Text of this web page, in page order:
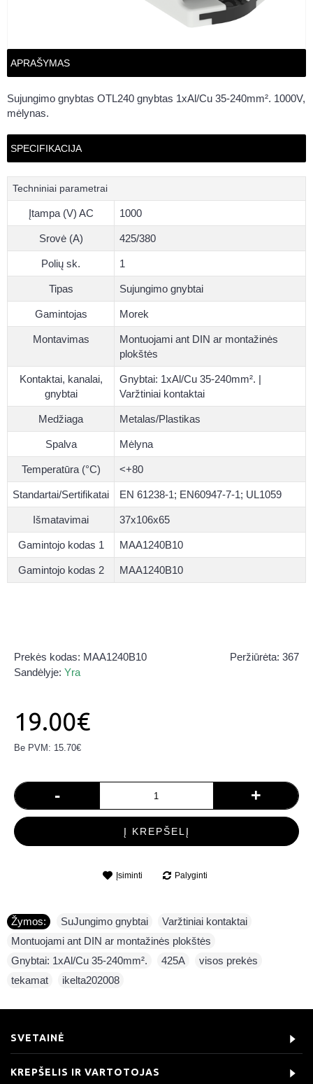
APRAŠYMAS
Sujungimo gnybtas OTL240 gnybtas 1xAl/Cu 35-240mm². 1000V,
mėlynas.
SPECIFIKACIJA
Techniniai parametrai
Įtampa (V) AC 1000
Srovė (A) 425/380
Polių sk. 1
Tipas Sujungimo gnybtai
Gamintojas Morek
Montavimas
Montuojami ant DIN ar montažinės
plokštės
Kontaktai, kanalai,
gnybtai
Gnybtai: 1xAl/Cu 35-240mm². |
Varžtiniai kontaktai
Medžiaga Metalas/Plastikas
Spalva Mėlyna
Temperatūra (°C) <+80
Standartai/Sertifikatai EN 61238-1; EN60947-7-1; UL1059
Išmatavimai 37x106x65
Gamintojo kodas 1 MAA1240B10
Gamintojo kodas 2 MAA1240B10
Peržiūrėta: 367
Prekės kodas: MAA1240B10
Sandėlyje: Yra
19.00€
Be PVM: 15.70€
- +
Į KREPŠELĮ
Įsiminti Palyginti
Žymos: SuJungimo gnybtai Varžtiniai kontaktai
Montuojami ant DIN ar montažinės plokštės
Gnybtai: 1xAl/Cu 35-240mm².
425A visos prekės
tekamat
ikelta202008
SVETAINĖ
KREPŠELIS IR VARTOTOJAS